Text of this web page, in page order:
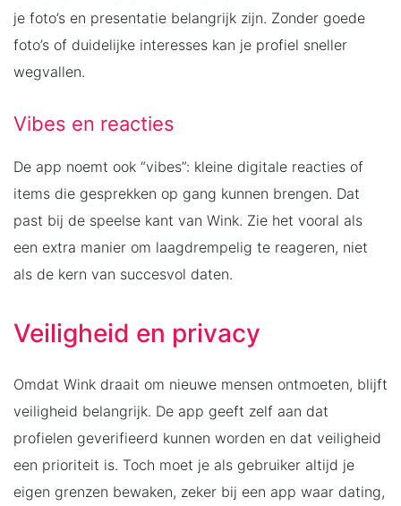
je foto’s en presentatie belangrijk zijn. Zonder goede
foto’s of duidelijke interesses kan je profiel sneller
wegvallen.
Vibes en reacties
De app noemt ook “vibes”: kleine digitale reacties of
items die gesprekken op gang kunnen brengen. Dat
past bij de speelse kant van Wink. Zie het vooral als
een extra manier om laagdrempelig te reageren, niet
als de kern van succesvol daten.
Veiligheid en privacy
Omdat Wink draait om nieuwe mensen ontmoeten, blijft
veiligheid belangrijk. De app geeft zelf aan dat
profielen geverifieerd kunnen worden en dat veiligheid
een prioriteit is. Toch moet je als gebruiker altijd je
eigen grenzen bewaken, zeker bij een app waar dating,